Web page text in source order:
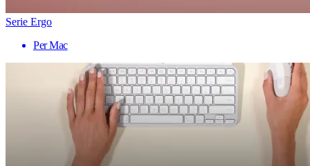
Serie Ergo
Per Mac